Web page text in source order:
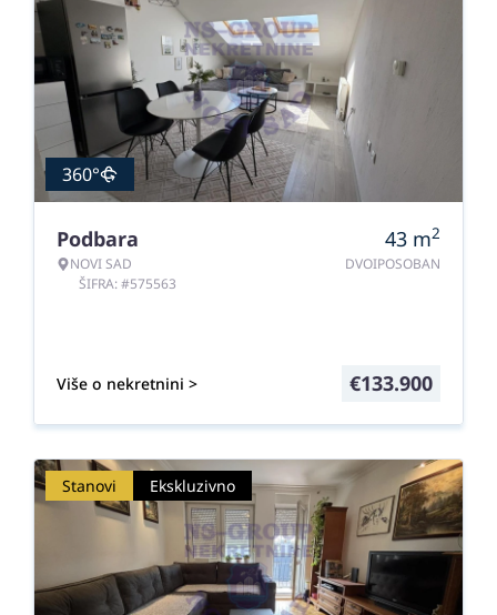
360°
Podbara
NOVI SAD
ŠIFRA: #575563
43 m2
DVOIPOSOBAN
Više o nekretnini > €133.900
Stanovi Ekskluzivno